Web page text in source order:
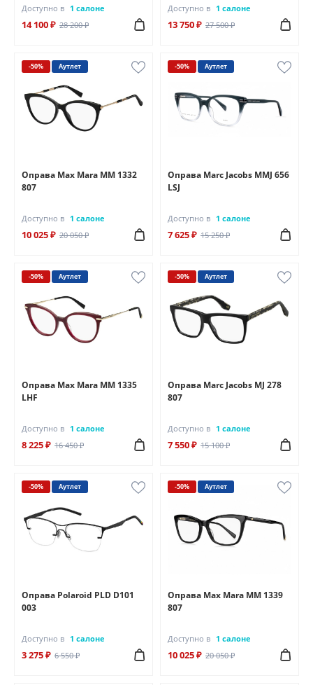
Доступно в 1 салоне
14 100 ₽ 28 200 ₽
Доступно в 1 салоне
13 750 ₽ 27 500 ₽
-50% Аутлет
Оправа Max Mara MM 1332
807
Доступно в 1 салоне
10 025 ₽ 20 050 ₽
-50% Аутлет
Оправа Marc Jacobs MMJ 656
LSJ
Доступно в 1 салоне
7 625 ₽ 15 250 ₽
-50% Аутлет
Оправа Max Mara MM 1335
LHF
Доступно в 1 салоне
8 225 ₽ 16 450 ₽
-50% Аутлет
Оправа Marc Jacobs MJ 278
807
Доступно в 1 салоне
7 550 ₽ 15 100 ₽
-50% Аутлет
Оправа Polaroid PLD D101
003
Доступно в 1 салоне
3 275 ₽ 6 550 ₽
-50% Аутлет
Оправа Max Mara MM 1339
807
Доступно в 1 салоне
10 025 ₽ 20 050 ₽